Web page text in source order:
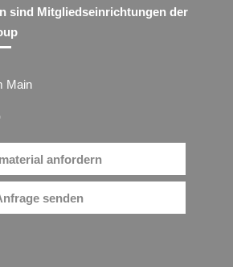
sind Mitgliedseinrichtungen der
Main
anfordern
senden